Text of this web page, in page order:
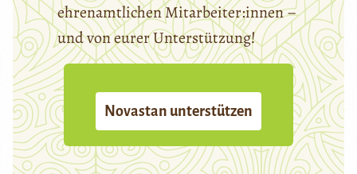
ehrenamtlichen Mitarbeiter:innen –
und von eurer Unterstützung!
Novastan unterstützen